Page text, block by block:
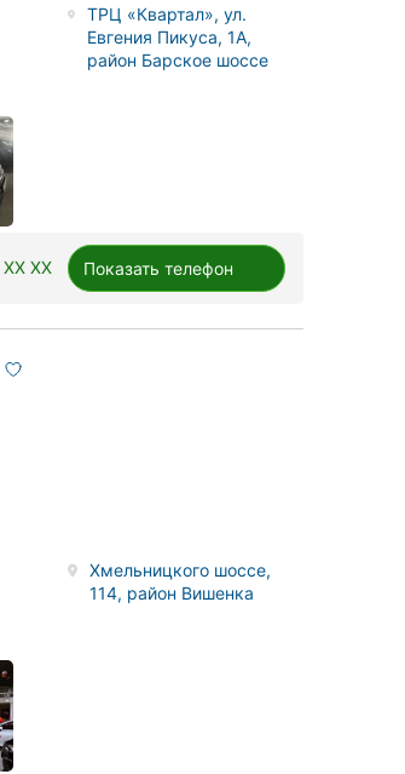
ТРЦ «Квартал», ул.
Евгения Пикуса, 1А,
район Барское шоссе
XX XX Показать телефон
Хмельницкого шоссе,
114, район Вишенка